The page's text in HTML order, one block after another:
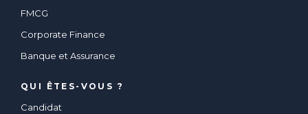
FMCG
Corporate Finance
Banque et Assurance
QUI ÊTES-VOUS ?
Candidat